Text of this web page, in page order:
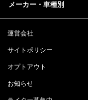
メーカー・車種別
運営会社
サイトポリシー
オプトアウト
お知らせ